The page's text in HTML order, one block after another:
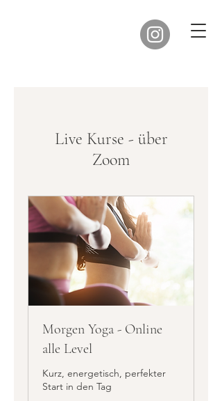
Live Kurse - über
Zoom
Morgen Yoga - Online
alle Level
Kurz, energetisch, perfekter
Start in den Tag